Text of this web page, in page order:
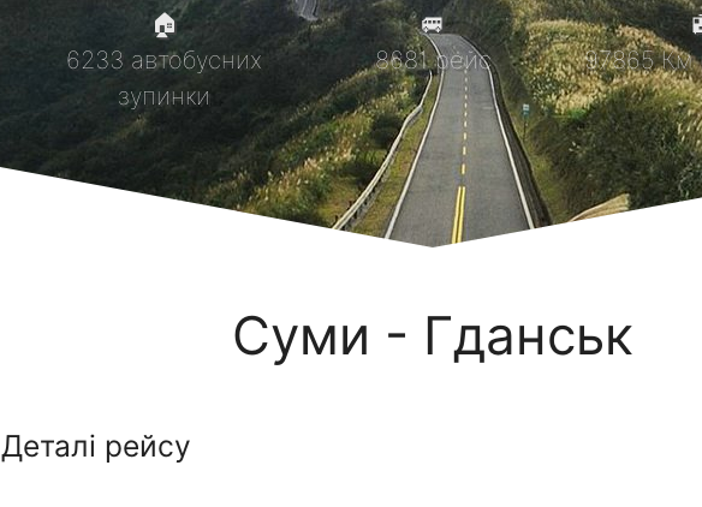
🏠
6233 автобусних
зупинки
🚐
8681 рейс
97865 Км
Суми - Гданськ
Деталі рейсу